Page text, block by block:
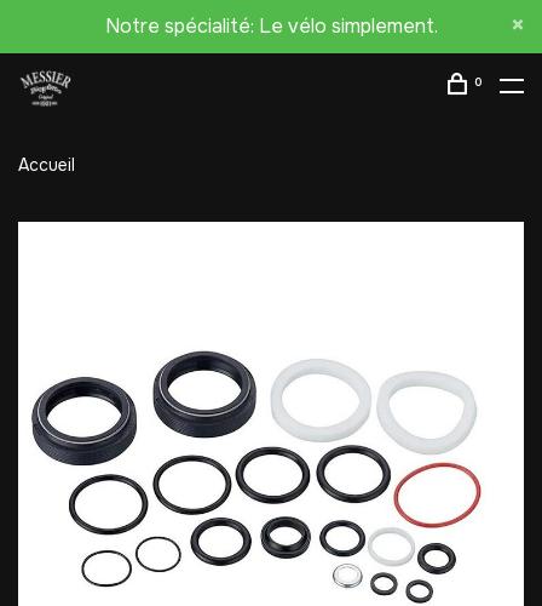
Notre spécialité: Le vélo simplement.
0
Accueil